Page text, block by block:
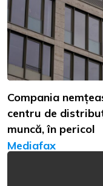
Compania
centru de
muncă, în pericol
Mediafax